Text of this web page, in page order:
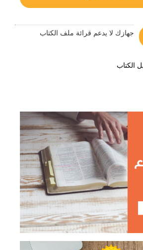
جهازك لا يدعم قرائة ملف الكتاب
الكتاب